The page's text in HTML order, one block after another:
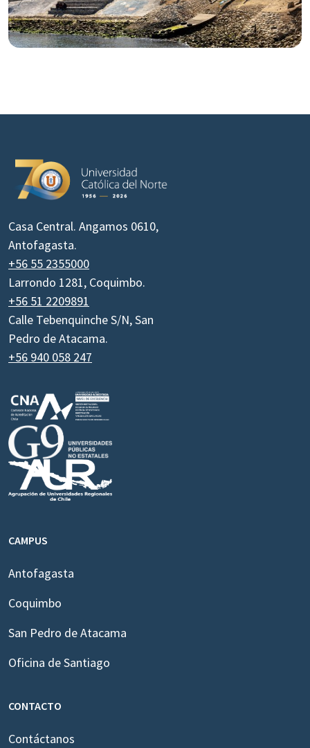
Casa Central. Angamos 0610,
Antofagasta.
+56 55 2355000
Larrondo 1281, Coquimbo.
+56 51 2209891
Calle Tebenquinche S/N, San
Pedro de Atacama.
+56 940 058 247
CAMPUS
Antofagasta
Coquimbo
San Pedro de Atacama
Oficina de Santiago
CONTACTO
Contáctanos